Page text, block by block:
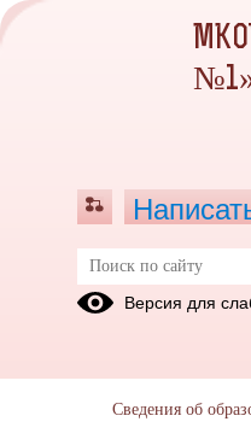
РодителямВерсия для
Сведения об